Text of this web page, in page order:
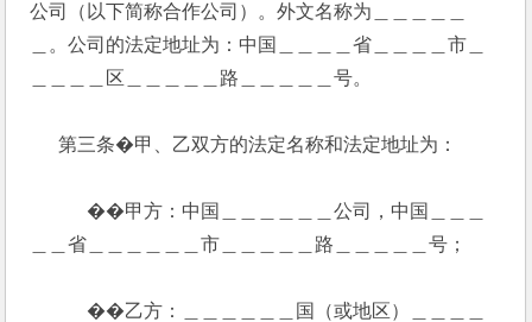
公司（以下简称合作公司）。外文名称为＿＿＿＿＿
＿。公司的法定地址为：中国＿＿＿＿省＿＿＿＿市＿
＿＿＿＿区＿＿＿＿＿路＿＿＿＿＿号。
第三条�甲、乙双方的法定名称和法定地址为：
��甲方：中国＿＿＿＿＿＿公司，中国＿＿＿
＿＿省＿＿＿＿＿＿市＿＿＿＿＿路＿＿＿＿＿号；
��乙方：＿＿＿＿＿＿国（或地区）＿＿＿＿